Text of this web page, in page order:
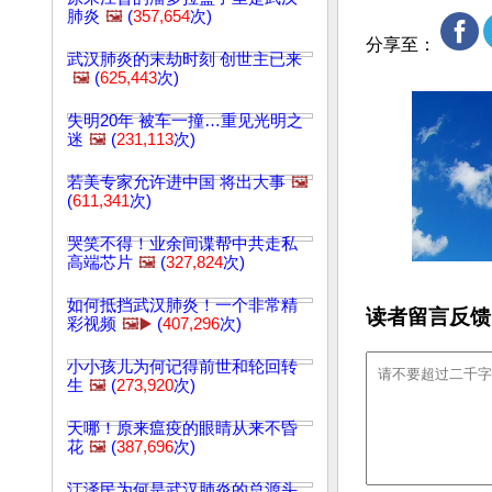
肺炎 🖼️ (357,654次)
武汉肺炎的末劫时刻 创世主已来
🖼️ (625,443次)
失明20年 被车一撞…重见光明之
迷 🖼️ (231,113次)
若美专家允许进中国 将出大事 🖼️
(611,341次)
哭笑不得！业余间谍帮中共走私
高端芯片 🖼️ (327,824次)
如何抵挡武汉肺炎！一个非常精
彩视频 🖼️▶️ (407,296次)
小小孩儿为何记得前世和轮回转
生 🖼️ (273,920次)
天哪！原来瘟疫的眼睛从来不昏
花 🖼️ (387,696次)
分享至：
读者留言反